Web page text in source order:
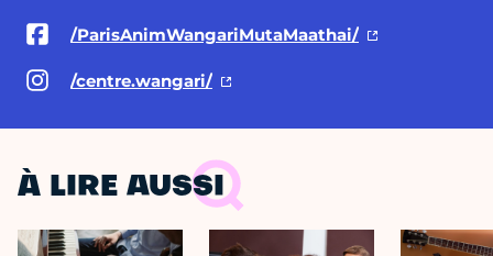
/ParisAnimWangariMutaMaathai/
/centre.wangari/
À LIRE AUSSI